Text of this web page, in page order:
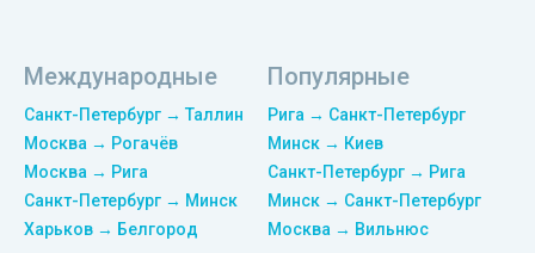
Международные
Санкт-Петербург → Таллин
Москва → Рогачёв
Москва → Рига
Санкт-Петербург → Минск
Харьков → Белгород
Популярные
Рига → Санкт-Петербург
Минск → Киев
Санкт-Петербург → Рига
Минск → Санкт-Петербург
Москва → Вильнюс